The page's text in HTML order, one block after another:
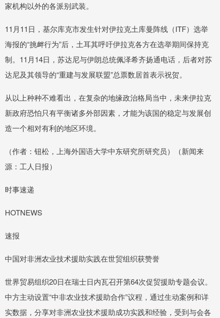
家机构以外的各派别武装。
11月11日，基尔库克市发生针对伊拉克土库曼阵线（ITF）选举
海报的“挑衅行为”后，土耳其呼吁伊拉克各方在选举期间保持克
制。11月14日，苏达尼与伊朗总统佩泽希齐扬通电话，后者对苏
达尼及其领导的“重建与发展联盟”总票数居首表示祝贺。
从以上种种不难看出，在复杂的地缘政治格局当中，未来伊拉克
新政府恐怕只有平衡诸多外部因素，才能为该国的稳定与发展创
造一个相对有利的地区环境。
（作者：钮松，上海外国语大学中东研究所研究员）（新闻来
源：工人日报）
时事速递
HOTNEWS
速报
中国对非洲农业技术援助实践在世贸组织获赞誉
世界贸易组织20日在瑞士日内瓦召开第64次促贸援助专题会议。
中方主动设置“中非农业技术援助合作”议程，通过生动案例和详
实数据，分享对非洲农业技术援助成功实践和经验，受到与会各